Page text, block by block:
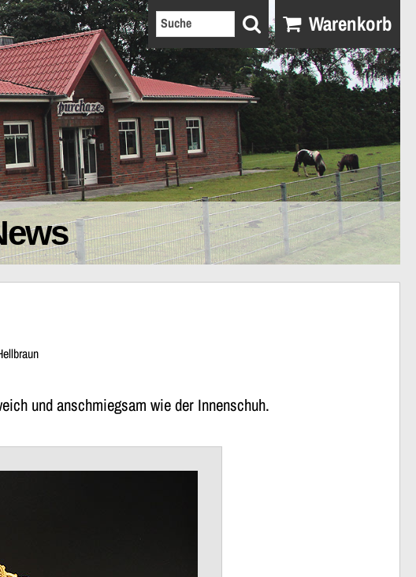
Warenkorb
und anschmiegsam wie der Innenschuh.